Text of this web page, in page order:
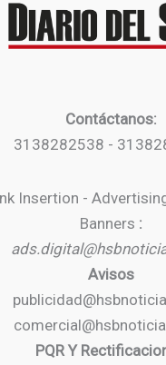
Contáctanos:
3138282538 -
Insertion -
Banners :
Avisos
PQR Y